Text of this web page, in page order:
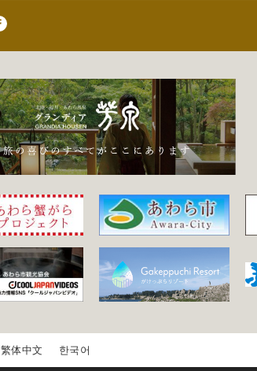
繁体中文 한국어